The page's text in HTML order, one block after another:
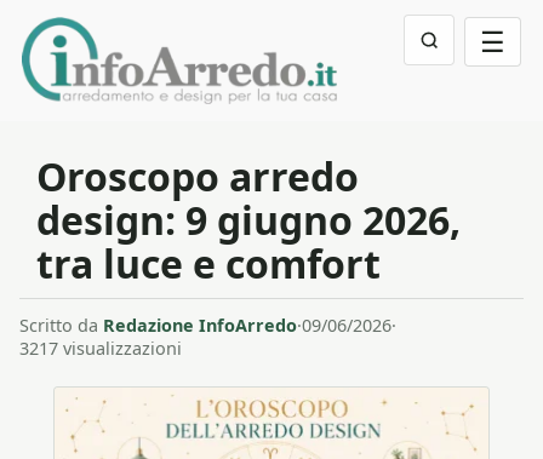
☰
Oroscopo arredo
design: 9 giugno 2026,
tra luce e comfort
Scritto da Redazione InfoArredo·09/06/2026·
3217 visualizzazioni